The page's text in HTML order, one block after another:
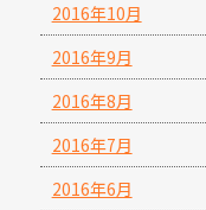
2016年10月
2016年9月
2016年8月
2016年7月
2016年6月